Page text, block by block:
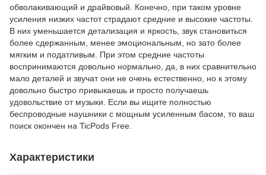
обволакивающий и драйвовый. Конечно, при таком уровне
усиления низких частот страдают средние и высокие частоты.
В них уменьшается детализация и яркость, звук становиться
более сдержанным, менее эмоциональным, но зато более
мягким и податливым. При этом средние частоты
воспринимаются довольно нормально, да, в них сравнительно
мало деталей и звучат они не очень естественно, но к этому
довольно быстро привыкаешь и просто получаешь
удовольствие от музыки. Если вы ищите полностью
беспроводные наушники с мощным усиленным басом, то ваш
поиск окончен на TicPods Free.
Характеристики